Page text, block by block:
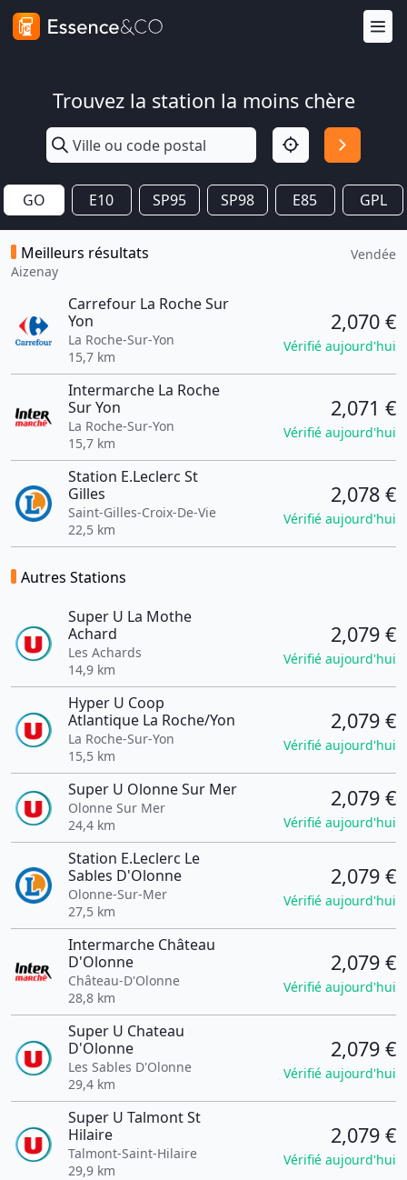
Trouvez la station la moins chère
GO E10 SP95 SP98 E85 GPL
Meilleurs résultats
Aizenay
Vendée
Carrefour La Roche Sur
Yon
La Roche-Sur-Yon
15,7 km
2,070 €
Vérifié aujourd'hui
Intermarche La Roche
Sur Yon
La Roche-Sur-Yon
15,7 km
2,071 €
Vérifié aujourd'hui
Station E.Leclerc St
Gilles
Saint-Gilles-Croix-De-Vie
22,5 km
2,078 €
Vérifié aujourd'hui
Autres Stations
Super U La Mothe
Achard
Les Achards
14,9 km
2,079 €
Vérifié aujourd'hui
Hyper U Coop
Atlantique La Roche/Yon
La Roche-Sur-Yon
15,5 km
2,079 €
Vérifié aujourd'hui
Super U Olonne Sur Mer
Olonne Sur Mer
24,4 km
2,079 €
Vérifié aujourd'hui
Station E.Leclerc Le
Sables D'Olonne
Olonne-Sur-Mer
27,5 km
2,079 €
Vérifié aujourd'hui
Intermarche Château
D'Olonne
Château-D'Olonne
28,8 km
2,079 €
Vérifié aujourd'hui
Super U Chateau
D'Olonne
Les Sables D'Olonne
29,4 km
2,079 €
Vérifié aujourd'hui
Super U Talmont St
Hilaire
Talmont-Saint-Hilaire
29,9 km
2,079 €
Vérifié aujourd'hui